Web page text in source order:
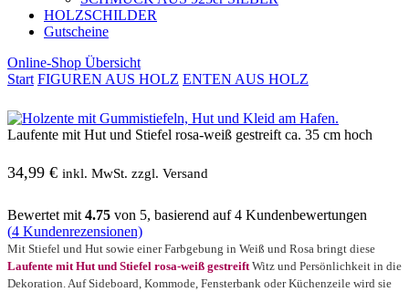
HOLZSCHILDER
Gutscheine
Online-Shop Übersicht
Start FIGUREN AUS HOLZ ENTEN AUS HOLZ
Laufente mit Hut und Stiefel rosa-weiß gestreift ca. 35 cm hoch
34,99 € inkl. MwSt. zzgl. Versand
Bewertet mit 4.75 von 5, basierend auf4 Kundenbewertungen
(4 Kundenrezensionen)
Mit Stiefel und Hut sowie einer Farbgebung in Weiß und Rosa bringt diese
Laufente mit Hut und Stiefel rosa-weiß gestreiftWitz und Persönlichkeit in die
Dekoration. Auf Sideboard, Kommode, Fensterbank oder Küchenzeile wird sie